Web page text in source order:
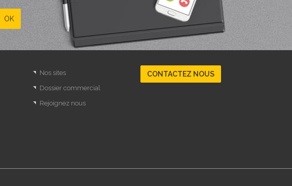
Nos sites
Dossier commercial
Rejoignez nous
CONTACTEZ NOUS